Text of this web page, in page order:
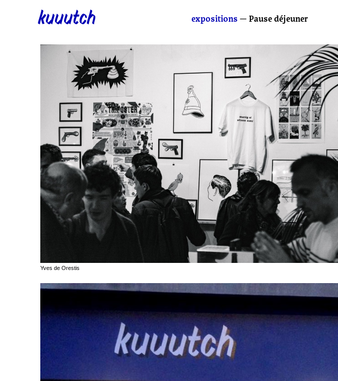
kuuutch expositions — Pause déjeuner
Yves de Orestis